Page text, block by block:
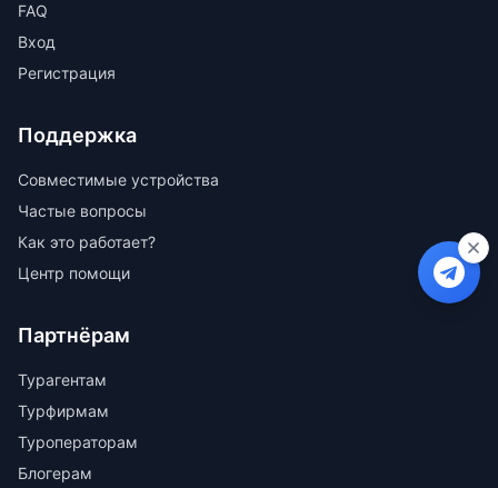
FAQ
Вход
Регистрация
Поддержка
Совместимые устройства
Частые вопросы
Как это работает?
Центр помощи
Партнёрам
Турагентам
Турфирмам
Туроператорам
Блогерам